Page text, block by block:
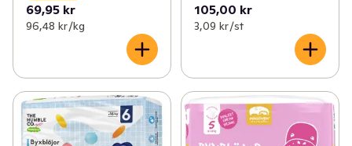
69,95 kr
96,48 kr /kg
105,00 kr
3,09 kr /st